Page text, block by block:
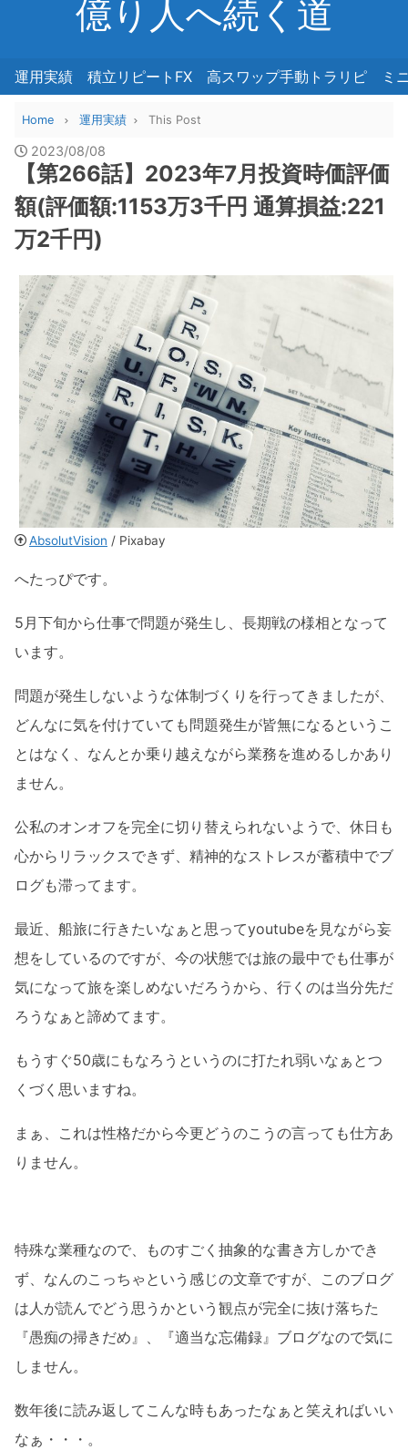
億り人へ続く道
運用実績 積立リピートFX 高スワップ手動トラリピ ミ
Home 運用実績 This Post
2023/08/08
【第266話】2023年7月投資時価評価
額(評価額:1153万3千円 通算損益:221
万2千円)
AbsolutVision / Pixabay
へたっぴです。
5月下旬から仕事で問題が発生し、長期戦の様相となって
います。
問題が発生しないような体制づくりを行ってきましたが、
どんなに気を付けていても問題発生が皆無になるというこ
とはなく、なんとか乗り越えながら業務を進めるしかあり
ません。
公私のオンオフを完全に切り替えられないようで、休日も
心からリラックスできず、精神的なストレスが蓄積中でブ
ログも滞ってます。
最近、船旅に行きたいなぁと思ってyoutubeを見ながら妄
想をしているのですが、今の状態では旅の最中でも仕事が
気になって旅を楽しめないだろうから、行くのは当分先だ
ろうなぁと諦めてます。
もうすぐ50歳にもなろうというのに打たれ弱いなぁとつ
くづく思いますね。
まぁ、これは性格だから今更どうのこうの言っても仕方あ
りません。
特殊な業種なので、ものすごく抽象的な書き方しかでき
ず、なんのこっちゃという感じの文章ですが、このブログ
は人が読んでどう思うかという観点が完全に抜け落ちた
『愚痴の掃きだめ』、『適当な忘備録』ブログなので気に
しません。
数年後に読み返してこんな時もあったなぁと笑えればいい
なぁ・・・。